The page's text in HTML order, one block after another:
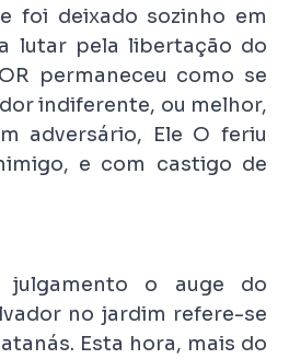
foi deixado sozinho em
lutar pela libertação do
permaneceu como se
indiferente, ou melhor,
adversário, Ele O feriu
e com castigo de
julgamento o auge do
no jardim refere-se
Esta hora, mais do